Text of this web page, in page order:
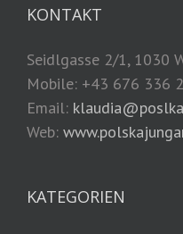
KONTAKT
Seidlgasse 2/1, 1030
Mobile: +43 676 336
Email:
Web:
KATEGORIEN